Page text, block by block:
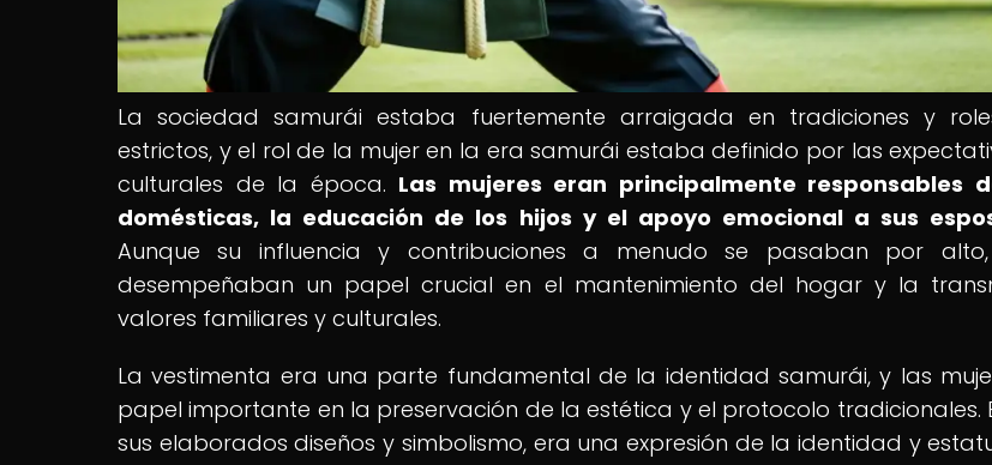
La sociedad samurái estaba fuertemente arraigada en tradiciones y
estrictos, y el rol de la mujer en la era samurái estaba definido por las
culturales de la época. Las mujeres eran principalmente responsables
domésticas, la educación de los hijos y el apoyo emocional a sus
Aunque su influencia y contribuciones a menudo se pasaban por
desempeñaban un papel crucial en el mantenimiento del hogar y la
valores familiares y culturales.
La vestimenta era una parte fundamental de la identidad samurái, y las
papel importante en la preservación de la estética y el protocolo tradicionales.
sus elaborados diseños y simbolismo, era una expresión de la identidad y